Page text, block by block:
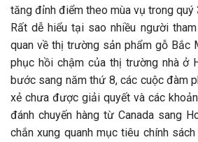
tăng đỉnh điểm theo mùa vụ trong quý
Rất dễ hiểu tại sao nhiều người
quan về thị trường sản phẩm gỗ Bắc
phục hồi chậm của thị trường nhà ở
bước sang năm thứ 8, các cuộc đàm
xẻ chưa được giải quyết và các
đánh chuyến hàng từ Canada sang
chắn xung quanh mục tiêu chính